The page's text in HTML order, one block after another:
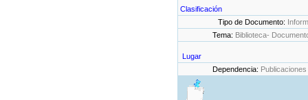
Clasificación
Tipo de Documento:
Tema: Biblioteca-
Lugar
Dependencia: